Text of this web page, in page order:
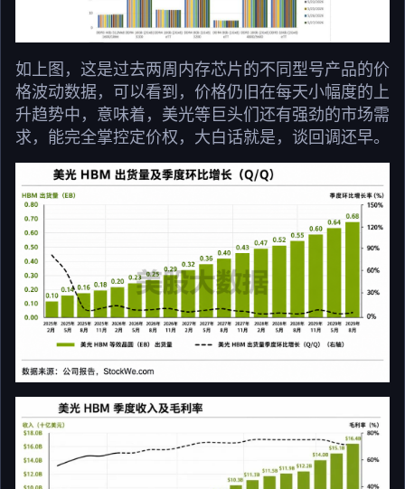
如上图，这是过去两周内存芯片的不同型号产品的价
格波动数据，可以看到，价格仍旧在每天小幅度的上
升趋势中，意味着，美光等巨头们还有强劲的市场需
求，能完全掌控定价权，大白话就是，谈回调还早。